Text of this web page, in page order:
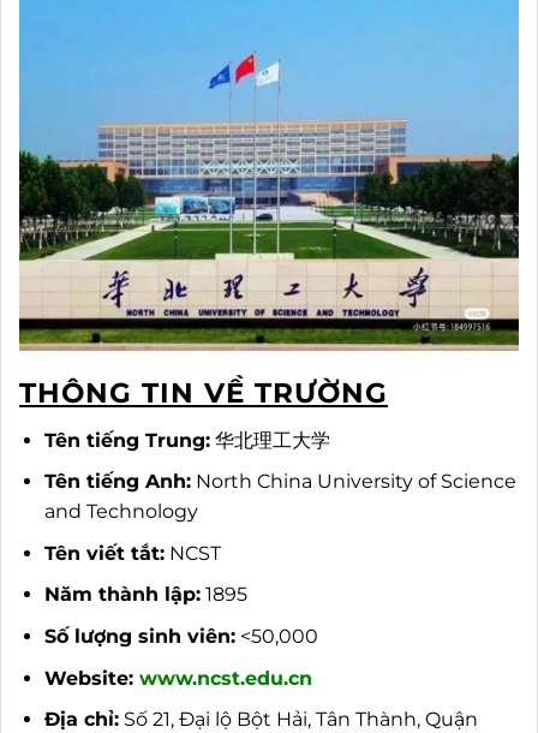
THÔNG TIN VỀ TRƯỜNG
Tên tiếng Trung:华北理工大学
Tên tiếng Anh:North China University of Science
and Technology
Tên viết tắt:NCST
Năm thành lập:1895
Số lượng sinh viên:<50,000
Website: www.ncst.edu.cn
Địa chỉ:Số 21, Đại lộ Bột Hải, Tân Thành, Quận